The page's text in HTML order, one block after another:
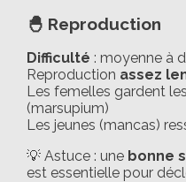
🐣 Reproduction
Difficulté : moyenne à
Reproduction assez
Les femelles gardent
(marsupium)
Les jeunes (mancas)
💡 Astuce : une bonne
est essentielle pour